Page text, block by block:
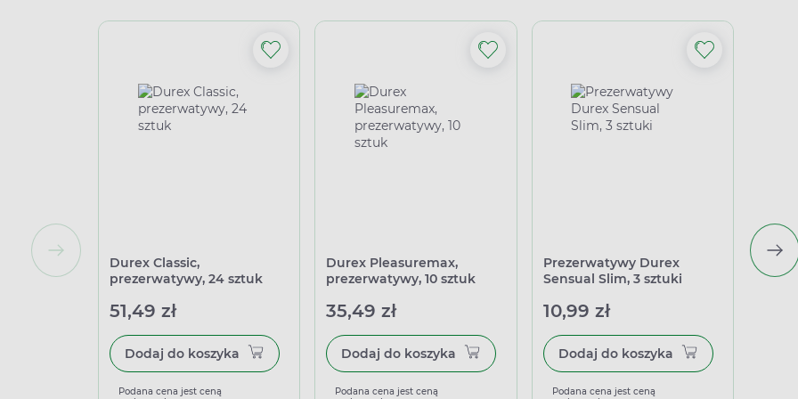
Durex Classic,
prezerwatywy, 24 sztuk
51,49 zł
Dodaj do koszyka
Podana cena jest ceną
Durex Pleasuremax,
prezerwatywy, 10 sztuk
35,49 zł
Dodaj do koszyka
Podana cena jest ceną
Prezerwatywy Durex
Sensual Slim, 3 sztuki
10,99 zł
Dodaj do koszyka
Podana cena jest ceną